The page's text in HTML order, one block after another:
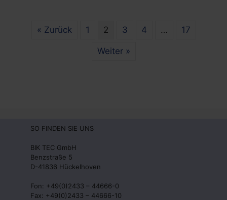
« Zurück 1 2 3 4 … 17
Weiter »
SO FINDEN SIE UNS
BIK TEC GmbH
Benzstraße 5
D-41836 Hückelhoven
Fon: +49(0)2433 – 44666-0
Fax: +49(0)2433 – 44666-10